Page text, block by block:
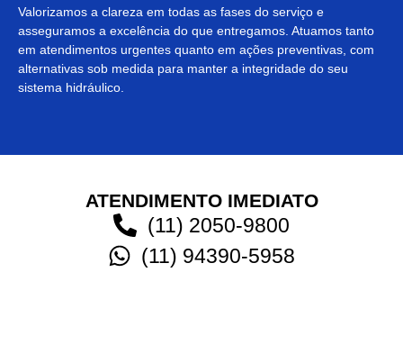
Valorizamos a clareza em todas as fases do serviço e
asseguramos a excelência do que entregamos. Atuamos tanto
em atendimentos urgentes quanto em ações preventivas, com
alternativas sob medida para manter a integridade do seu
sistema hidráulico.
ATENDIMENTO IMEDIATO
(11) 2050-9800
(11) 94390-5958